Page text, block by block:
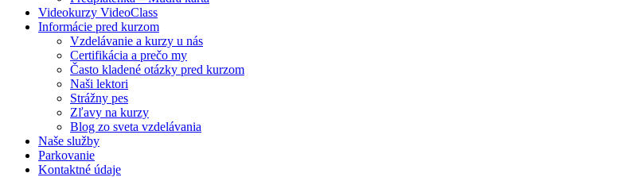
Videokurzy VideoClass
Informácie pred kurzom
Vzdelávanie a kurzy u nás
Certifikácia a prečo my
Často kladené otázky pred kurzom
Naši lektori
Strážny pes
Zľavy na kurzy
Blog zo sveta vzdelávania
Naše služby
Parkovanie
Kontaktné údaje